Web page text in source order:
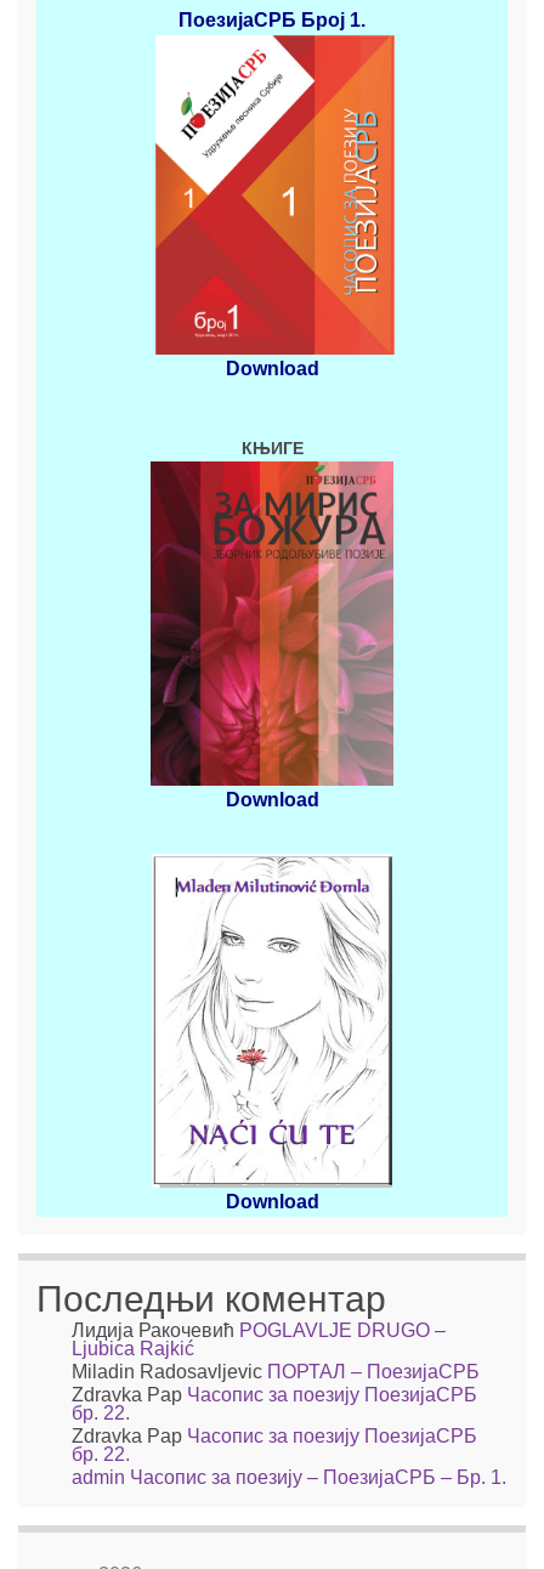
ПоезијаСРБ Број 1.
Download
КЊИГЕ
Download
Download
Последњи коментар
Лидија Ракочевић POGLAVLJE DRUGO –
Ljubica Rajkić
Miladin Radosavljevic ПОРТАЛ – ПоезијаСРБ
Zdravka Pap Часопис за поезију ПоезијаСРБ
бр. 22.
Zdravka Pap Часопис за поезију ПоезијаСРБ
бр. 22.
admin Часопис за поезију – ПоезијаСРБ – Бр. 1.